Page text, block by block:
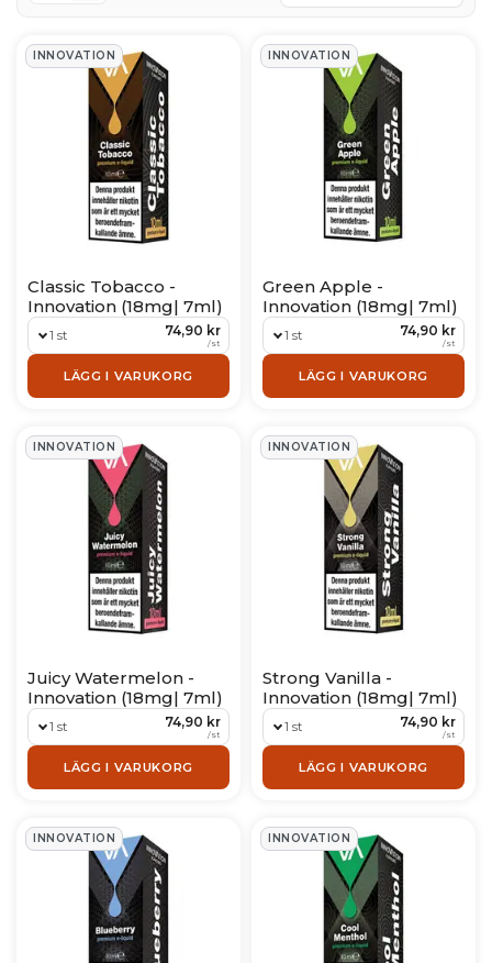
Products
INNOVATION
Classic Tobacco -
Innovation (18mg| 7ml)
1 st 74,90 kr
/st
LÄGG I VARUKORG
INNOVATION
Green Apple -
Innovation (18mg| 7ml)
1 st 74,90 kr
/st
LÄGG I VARUKORG
INNOVATION
Juicy Watermelon -
Innovation (18mg| 7ml)
1 st 74,90 kr
/st
LÄGG I VARUKORG
INNOVATION
Strong Vanilla -
Innovation (18mg| 7ml)
1 st 74,90 kr
/st
LÄGG I VARUKORG
INNOVATION INNOVATION